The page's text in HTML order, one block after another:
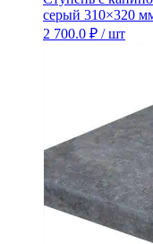
серый 310×320
2 700.0 ₽ / шт